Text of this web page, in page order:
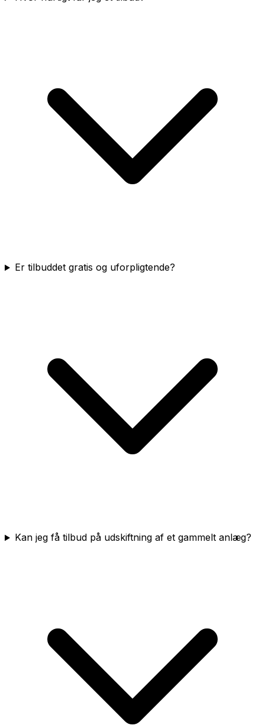
Er tilbuddet gratis og uforpligtende?
Kan jeg få tilbud på udskiftning af et gammelt anlæg?